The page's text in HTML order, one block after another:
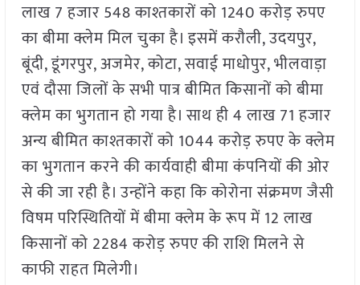
लाख 7 हजार 548 काश्तकारों को 1240 करोड़ रुपए
का बीमा क्लेम मिल चुका है। इसमें करौली, उदयपुर,
बूंदी, डूंगरपुर, अजमेर, कोटा, सवाई माधोपुर, भीलवाड़ा
एवं दौसा जिलों के सभी पात्र बीमित किसानों को बीमा
क्लेम का भुगतान हो गया है। साथ ही 4 लाख 71 हजार
अन्य बीमित काश्तकारों को 1044 करोड़ रुपए के क्लेम
का भुगतान करने की कार्यवाही बीमा कंपनियों की ओर
से की जा रही है। उन्होंने कहा कि कोरोना संक्रमण जैसी
विषम परिस्थितियों में बीमा क्लेम के रूप में 12 लाख
किसानों को 2284 करोड़ रुपए की राशि मिलने से
काफी राहत मिलेगी।